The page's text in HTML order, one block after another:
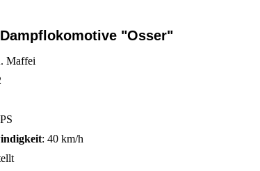
Dampflokomotive "Osser"
Maffei
: 40 km/h